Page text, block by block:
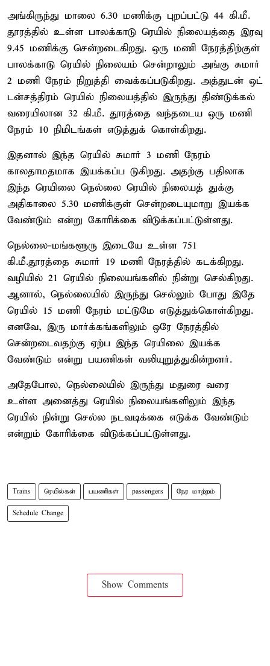
அங்கிருந்து மாலை 6.30 மணிக்கு புறப்பட்டு 44 கி.மீ.
தூரத்தில் உள்ள பாலக்காடு ரெயில் நிலையத்தை இரவு
9.45 மணிக்கு சென்றடைகிறது. ஒரு மணி நேரத்திற்குள்
பாலக்காடு ரெயில் நிலையம் சென்றாலும் அங்கு சுமார்
2 மணி நேரம் நிறுத்தி வைக்கப்படுகிறது. அத்துடன் ஒட்
டன்சத்திரம் ரெயில் நிலையத்தில் இருந்து திண்டுக்கல்
வரையிலான 32 கி.மீ. தூரத்தை வந்தடைய ஒரு மணி
நேரம் 10 நிமிடங்கள் எடுத்துக் கொள்கிறது.
இதனால் இந்த ரெயில் சுமார் 3 மணி நேரம்
காலதாமதமாக இயக்கப்ப டுகிறது. அதற்கு பதிலாக
இந்த ரெயிலை நெல்லை ரெயில் நிலையத் துக்கு
அதிகாலை 5.30 மணிக்குள் சென்றடையுமாறு இயக்க
வேண்டும் என்று கோரிக்கை விடுக்கப்பட்டுள்ளது.
நெல்லை-மங்களூரு இடையே உள்ள 751
கி.மீ.தூரத்தை சுமார் 19 மணி நேரத்தில் கடக்கிறது.
வழியில் 21 ரெயில் நிலையங்களில் நின்று செல்கிறது.
ஆனால், நெல்லையில் இருந்து செல்லும் போது இதே
ரெயில் 15 மணி நேரம் மட்டுமே எடுத்துக்கொள்கிறது.
எனவே, இரு மார்க்கங்களிலும் ஒரே நேரத்தில்
சென்றடைவதற்கு ஏற்ப இந்த ரெயிலை இயக்க
வேண்டும் என்று பயணிகள் வலியுறுத்துகின்றனர்.
அதேபோல, நெல்லையில் இருந்து மதுரை வரை
உள்ள அனைத்து ரெயில் நிலையங்களிலும் இந்த
ரெயில் நின்று செல்ல நடவடிக்கை எடுக்க வேண்டும்
என்றும் கோரிக்கை விடுக்கப்பட்டுள்ளது.
Trains ரெயில்கள் பயணிகள் passengers நேர மாற்றம்
Schedule Change
Show Comments